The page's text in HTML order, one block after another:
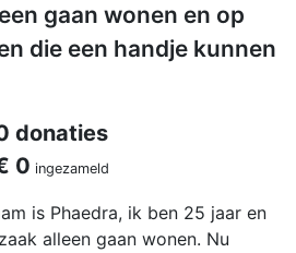
gaan wonen en op
die een handje kunnen
donaties
0 ingezameld
is Phaedra, ik ben 25 jaar en
alleen gaan wonen. Nu